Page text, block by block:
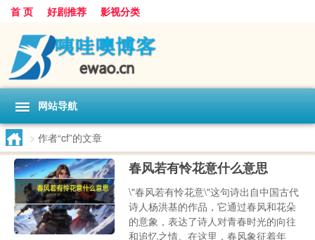
首 页 好剧推荐 影视分类
网站导航
> 作者“cf”的文章
春风若有怜花意什么意思
\"春风若有怜花意\"这句诗出自中国古代
诗人杨洪基的作品，它通过春风和花朵
的意象，表达了诗人对青春时光的向往
和追忆之情。在这里，春风象征着年